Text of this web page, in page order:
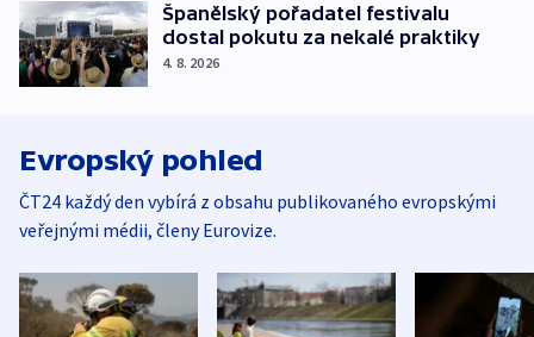
Španělský pořadatel festivalu
dostal pokutu za nekalé praktiky
4. 8. 2026
Evropský pohled
ČT24 každý den vybírá z obsahu publikovaného evropskými
veřejnými médii, členy Eurovize.